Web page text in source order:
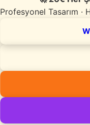
Profesyonel Tasarım ·